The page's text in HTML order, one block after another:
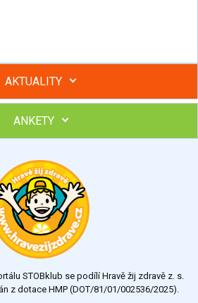
AKTUALITY
a skupiny v kurzech STOBu
Najděte si odborníka STOBu ve
ANKETY
Všechny ankety
STOBklub se podílí Hravě žij zdravě z. s.
z dotace HMP (DOT/81/01/002536/2025).